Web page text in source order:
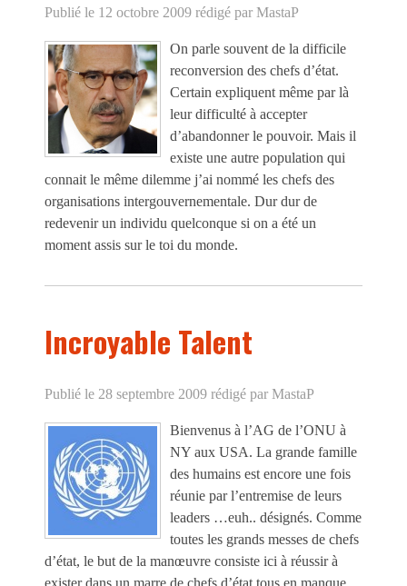
Publié le 12 octobre 2009 rédigé par MastaP
On parle souvent de la difficile
reconversion des chefs d’état.
Certain expliquent même par là
leur difficulté à accepter
d’abandonner le pouvoir. Mais il
existe une autre population qui
connait le même dilemme j’ai nommé les chefs des
organisations intergouvernementale. Dur dur de
redevenir un individu quelconque si on a été un
moment assis sur le toi du monde.
Incroyable Talent
Publié le 28 septembre 2009 rédigé par MastaP
Bienvenus à l’AG de l’ONU à
NY aux USA. La grande famille
des humains est encore une fois
réunie par l’entremise de leurs
leaders …euh.. désignés. Comme
toutes les grands messes de chefs
d’état, le but de la manœuvre consiste ici à réussir à
exister dans un marre de chefs d’état tous en manque